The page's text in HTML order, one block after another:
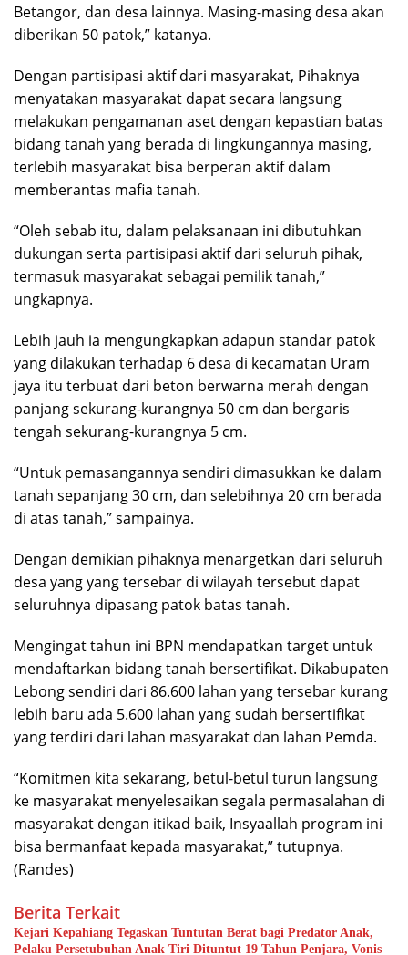
Betangor, dan desa lainnya. Masing-masing desa akan
diberikan 50 patok,” katanya.
Dengan partisipasi aktif dari masyarakat, Pihaknya
menyatakan masyarakat dapat secara langsung
melakukan pengamanan aset dengan kepastian batas
bidang tanah yang berada di lingkungannya masing,
terlebih masyarakat bisa berperan aktif dalam
memberantas mafia tanah.
“Oleh sebab itu, dalam pelaksanaan ini dibutuhkan
dukungan serta partisipasi aktif dari seluruh pihak,
termasuk masyarakat sebagai pemilik tanah,”
ungkapnya.
Lebih jauh ia mengungkapkan adapun standar patok
yang dilakukan terhadap 6 desa di kecamatan Uram
jaya itu terbuat dari beton berwarna merah dengan
panjang sekurang-kurangnya 50 cm dan bergaris
tengah sekurang-kurangnya 5 cm.
“Untuk pemasangannya sendiri dimasukkan ke dalam
tanah sepanjang 30 cm, dan selebihnya 20 cm berada
di atas tanah,” sampainya.
Dengan demikian pihaknya menargetkan dari seluruh
desa yang yang tersebar di wilayah tersebut dapat
seluruhnya dipasang patok batas tanah.
Mengingat tahun ini BPN mendapatkan target untuk
mendaftarkan bidang tanah bersertifikat. Dikabupaten
Lebong sendiri dari 86.600 lahan yang tersebar kurang
lebih baru ada 5.600 lahan yang sudah bersertifikat
yang terdiri dari lahan masyarakat dan lahan Pemda.
“Komitmen kita sekarang, betul-betul turun langsung
ke masyarakat menyelesaikan segala permasalahan di
masyarakat dengan itikad baik, Insyaallah program ini
bisa bermanfaat kepada masyarakat,” tutupnya.
(Randes)
Berita Terkait
Kejari Kepahiang Tegaskan Tuntutan Berat bagi Predator Anak,
Pelaku Persetubuhan Anak Tiri Dituntut 19 Tahun Penjara, Vonis